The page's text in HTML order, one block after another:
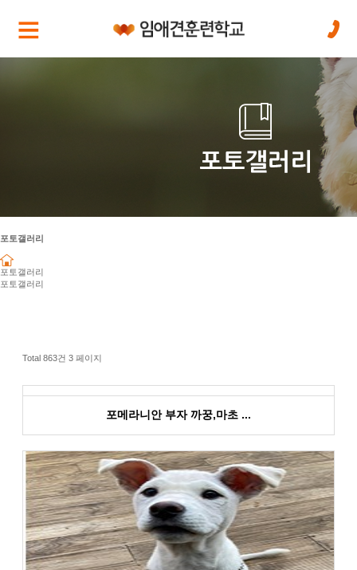
포토갤러리
포토갤러리
포토갤러리
Total 863건 3 페이지
포메라니안 부자 까꿍,마초 ...